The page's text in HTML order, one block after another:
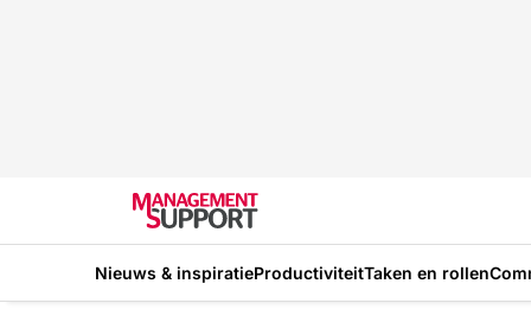
Nieuws & inspiratieProductiviteitTaken en rollen